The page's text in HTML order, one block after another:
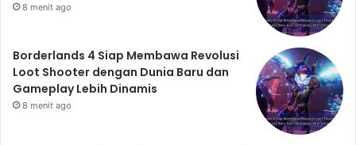
8 menit ago
Borderlands 4 Siap Membawa Revolusi
Loot Shooter dengan Dunia Baru dan
Gameplay Lebih Dinamis
8 menit ago